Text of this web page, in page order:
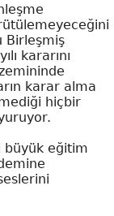
Birleşmiş
kararını
karar alma
hiçbir
büyük eğitim